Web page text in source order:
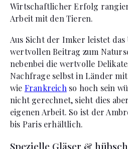
Wirtschaftlicher Erfolg
Arbeit mit den Tieren.
Aus Sicht der Imker leistet
wertvollen Beitrag zum
nebenbei die wertvolle
Nachfrage selbst in Länder
wie Frankreich so hoch sein
nicht gerechnet, sieht dies
eigenen Arbeit. So ist der
bis Paris erhältlich.
Spezielle Gläser &